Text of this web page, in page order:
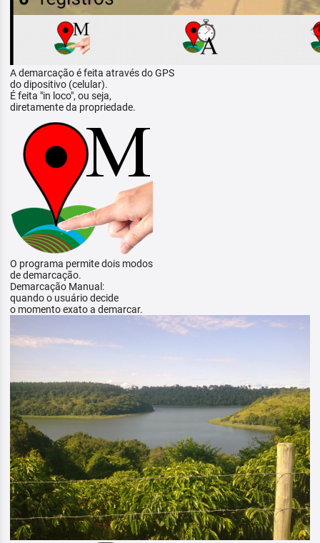
A demarcação é feita através do GPS
do dipositivo (celular).
É feita "in loco", ou seja,
diretamente da propriedade.
O programa permite dois modos
de demarcação.
Demarcação Manual:
quando o usuário decide
o momento exato a demarcar.